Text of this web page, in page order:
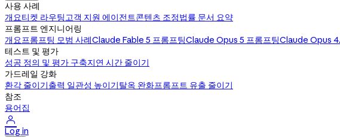
사용 사례
개요티켓 라우팅고객 지원 에이전트콘텐츠 조정법률 문서 요약
프롬프트 엔지니어링
개요프롬프팅 모범 사례Claude Fable 5 프롬프팅Claude Opus 5 프롬프팅Claude Opus
테스트 및 평가
성공 정의 및 평가 구축지연 시간 줄이기
가드레일 강화
환각 줄이기출력 일관성 높이기탈옥 완화프롬프트 유출 줄이기
참조
용어집

Log in